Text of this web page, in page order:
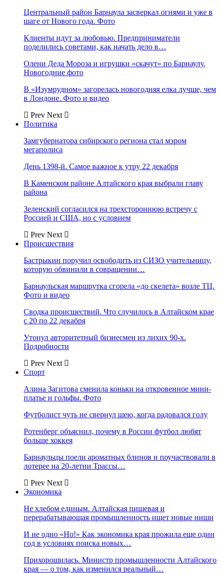
Центральный район Барнаула засверкал огнями и уже в
шаге от Нового года. Фото
Клиенты идут за любовью. Предприниматели
поделились советами, как начать дело в…
Олени Деда Мороза и игрушки «скачут» по Барнаулу.
Новогодние фото
В «Изумрудном» загорелась новогодняя елка лучше, чем
в Лондоне. Фото и видео
Prev Next
Политика
Замгубернатора сибирского региона стал мэром
мегаполиса
День 1398-й. Самое важное к утру 22 декабря
В Каменском районе Алтайского края выбрали главу
района
Зеленский согласился на трехстороннюю встречу с
Россией и США, но с условием
Prev Next
Происшествия
Бастрыкин поручил освободить из СИЗО учительницу,
которую обвинили в совращении…
Барнаульская маршрутка сгорела «до скелета» возле ТЦ.
Фото и видео
Сводка происшествий. Что случилось в Алтайском крае
с 20 по 22 декабря
Утонул авторитетный бизнесмен из лихих 90-х.
Подробности
Prev Next
Спорт
Алина Загитова сменила коньки на откровенное мини-
платье и гольфы. Фото
Футболист чуть не свернул шею, когда радовался голу
Ротенберг объяснил, почему в России футбол любят
больше хоккея
Барнаульцы поели ароматных блинов и поучаствовали в
лотерее на 20-летии Трассы…
Prev Next
Экономика
Не хлебом единым. Алтайская пищевая и
перерабатывающая промышленность ищет новые ниши
И не одно «Но!» Как экономика края прожила еще один
год в условиях поиска новых…
Прихорошилась. Министр промышленности Алтайского
края — о том, как изменился реальный…